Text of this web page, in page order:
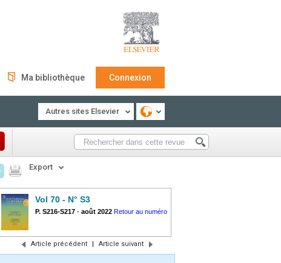
Ma bibliothèque Connexion
Autres sites Elsevier
Export
Vol 70 - N° S3
P. S216-S217 - août 2022 Retour au numéro
Article précédent | Article suivant